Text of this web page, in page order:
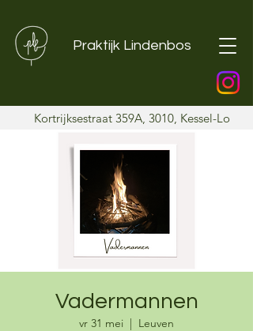
Kortrijksestraat 359A, 3010, Kessel-Lo
Praktijk Lindenbos
Vadermannen
vr 31 mei
  |
Leuven